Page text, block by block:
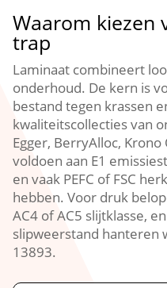
Waarom kiezen
trap
Laminaat combineert
onderhoud.​ De kern is
bestand tegen krassen
kwaliteitscollecties van
Egger, BerryAlloc,
voldoen aan E1
en vaak PEFC of FSC
hebben.​ Voor druk
AC4 of AC5 slijtklasse,
slipweerstand hanteren
13893.​